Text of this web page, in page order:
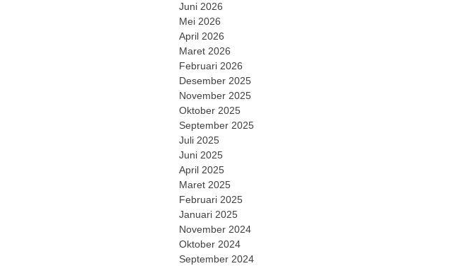
Juni 2026
Mei 2026
April 2026
Maret 2026
Februari 2026
Desember 2025
November 2025
Oktober 2025
September 2025
Juli 2025
Juni 2025
April 2025
Maret 2025
Februari 2025
Januari 2025
November 2024
Oktober 2024
September 2024